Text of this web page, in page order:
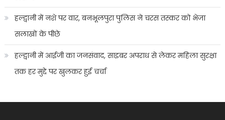
हल्द्वानी में नशे पर वार, बनभूलपुरा पुलिस ने चरस तस्कर को भेजा
सलाखों के पीछे
हल्द्वानी में आईजी का जनसंवाद, साइबर अपराध से लेकर महिला सुरक्षा
तक हर मुद्दे पर खुलकर हुई चर्चा